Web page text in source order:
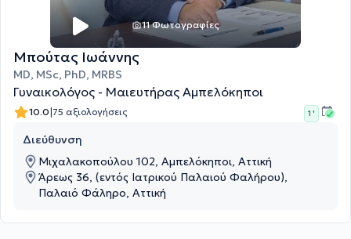
11 Φωτογραφίες
Μπούτας Ιωάννης
MD, MSc, PhD, MRBS
Γυναικολόγος - Μαιευτήρας Αμπελόκηποι
10.0|75 αξιολογήσεις 1 '
Διεύθυνση
Μιχαλακοπούλου 102, Αμπελόκηποι, Αττική
Άρεως 36, (εντός Ιατρικού Παλαιού Φαλήρου),
Παλαιό Φάληρο, Αττική